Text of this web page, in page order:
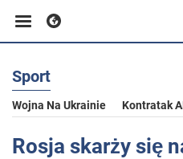
Biznes
Sport
Sport
Wojna Na Ukrainie Kontratak
Rosja skarży się